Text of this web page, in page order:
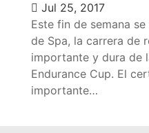
Jul 25, 2017
Este fin de semana
de Spa, la carrera de
importante y dura de
Endurance Cup. El
importante…